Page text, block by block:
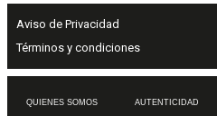
Aviso de Privacidad
Términos y condiciones
QUIENES SOMOS AUTENTICIDAD